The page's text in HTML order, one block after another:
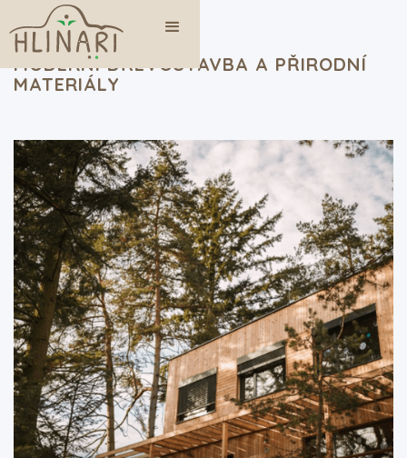
MODERNÍ DŘEVOSTAVBA A PŘIRODNÍ
MATERIÁLY